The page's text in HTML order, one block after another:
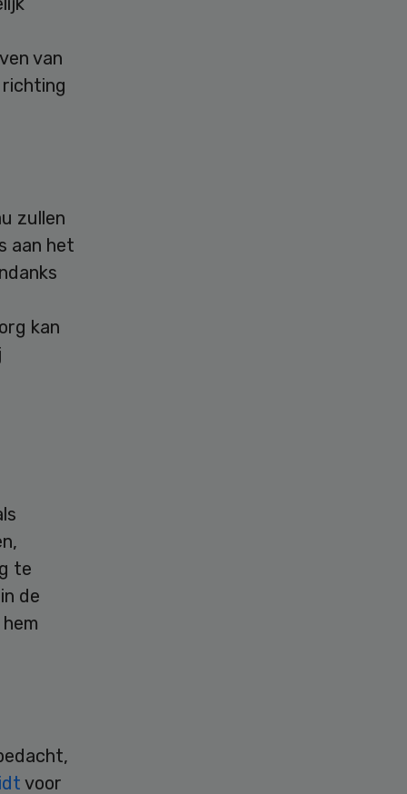
van
zullen
aan het
kan
te
de
voor